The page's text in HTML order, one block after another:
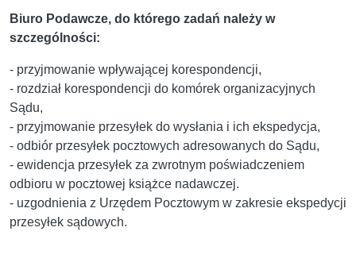
Biuro Podawcze, do którego zadań należy w
szczególności:
- przyjmowanie wpływającej korespondencji,
- rozdział korespondencji do komórek organizacyjnych
Sądu,
- przyjmowanie przesyłek do wysłania i ich ekspedycja,
- odbiór przesyłek pocztowych adresowanych do Sądu,
- ewidencja przesyłek za zwrotnym poświadczeniem
odbioru w pocztowej książce nadawczej.
- uzgodnienia z Urzędem Pocztowym w zakresie ekspedycji
przesyłek sądowych.